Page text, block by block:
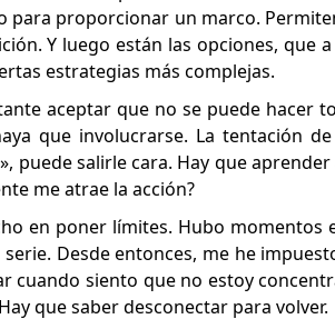
para proporcionar un marco.
Y luego están las opciones, que
estrategias más complejas.
aceptar que no se puede hacer
que involucrarse. La tentación
puede salirle cara. Hay que
me atrae la acción?
en poner límites. Hubo
Desde entonces, me he
cuando siento que no estoy
que saber desconectar para volver.